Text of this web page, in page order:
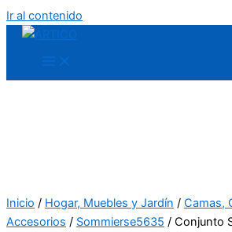
Ir al contenido
Inicio / Hogar, Muebles y Jardín / Camas,
Accesorios / Sommierse5635 / Conjunto